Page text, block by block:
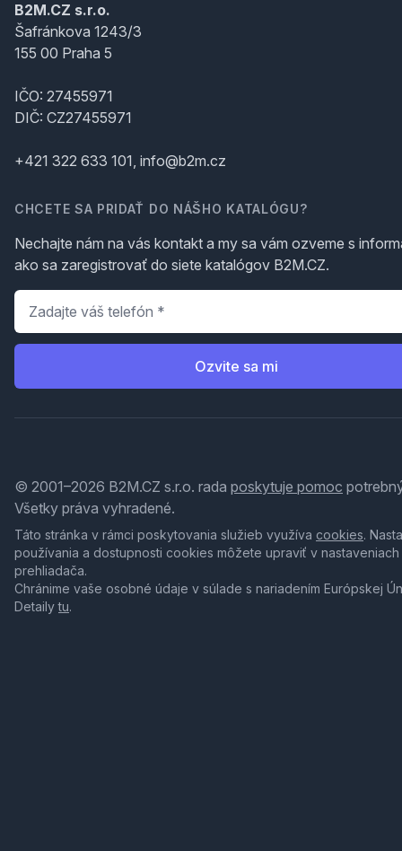
B2M.CZ s.r.o.
Šafránkova 1243/3
155 00 Praha 5
IČO: 27455971
DIČ: CZ27455971
+421 322 633 101, info@b2m.cz
CHCETE SA PRIDAŤ DO NÁŠHO KATALÓGU?
Nechajte nám na vás kontakt a my sa vám ozveme s
ako sa zaregistrovať do siete katalógov B2M.CZ.
Telefón
Ozvite sa mi
© 2001–2026 B2M.CZ s.r.o. rada poskytuje pomoc
Všetky práva vyhradené.
Táto stránka v rámci poskytovania služieb využíva cookies.
používania a dostupnosti cookies môžete upraviť v nastaveniach
prehliadača.
Chránime vaše osobné údaje v súlade s nariadením Európskej
Detailytu.